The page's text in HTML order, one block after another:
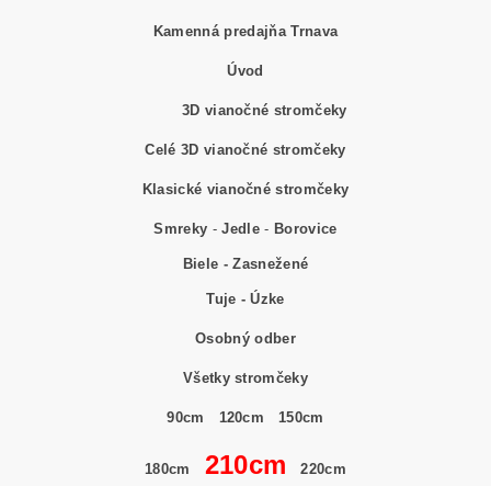
Kamenná predajňa Trnava
Úvod
3D vianočné stromčeky
Celé 3D vianočné stromčeky
Klasické vianočné stromčeky
Smreky -Jedle- Borovice
Biele - Zasnežené
Tuje - Úzke
Osobný odber
Všetky stromčeky
90cm 120cm 150cm
180cm 210cm 220cm